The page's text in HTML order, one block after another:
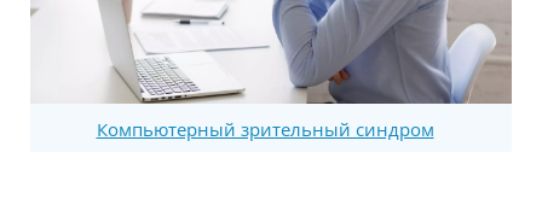
Компьютерный зрительный синдром